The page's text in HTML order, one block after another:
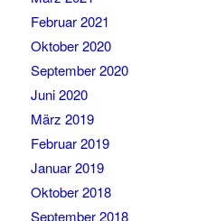
Februar 2021
Oktober 2020
September 2020
Juni 2020
März 2019
Februar 2019
Januar 2019
Oktober 2018
September 2018